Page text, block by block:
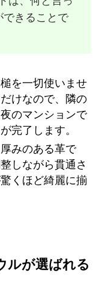
できることで
を一切使いませ
けなので、隣の
のマンションで
完了します。
厚みのある革で
しながら貫通さ
くほど綺麗に揃
ルが選ばれる